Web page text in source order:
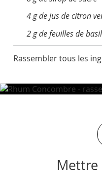
4 g de jus de citron
2 g de feuilles de
Rassembler tous les
Mettre